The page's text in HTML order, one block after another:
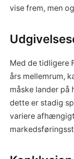
vise frem, men
Med de tidligere
års mellemrum,
måske lander på
dette er stadig
variere